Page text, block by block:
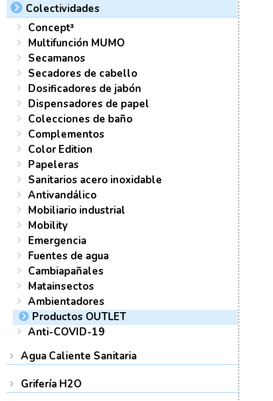
Colectividades
Concept³
Multifunción MUMO
Secamanos
Secadores de cabello
Dosificadores de jabón
Dispensadores de papel
Colecciones de baño
Complementos
Color Edition
Papeleras
Sanitarios acero inoxidable
Antivandálico
Mobiliario industrial
Mobility
Emergencia
Fuentes de agua
Cambiapañales
Matainsectos
Ambientadores
Productos OUTLET
Anti-COVID-19
Agua Caliente Sanitaria
Grifería H2O